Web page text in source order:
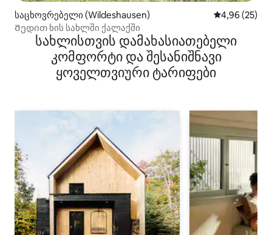
საცხოვრებელი (Wildeshausen) საშუალო
4,96 (25)
Შედით ხის სახლში ქალაქში
სახლისთვის დამახასიათებელი
კომფორტი და შესანიშნავი
ყოველთვიური ტარიფები